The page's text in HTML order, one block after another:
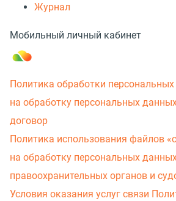
Журнал
Мобильный личный кабинет
Политика обработки
на обработку персональных
договор
Политика использования файлов
на обработку персональных
правоохранительных органов и
Условия оказания услуг связи